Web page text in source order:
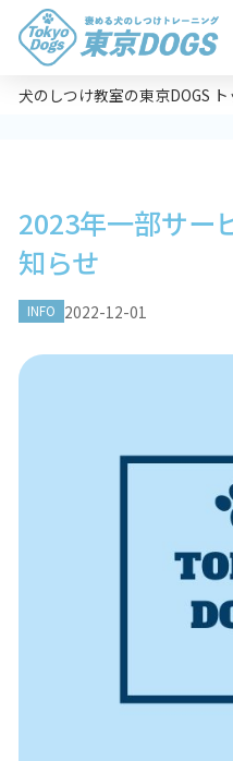
犬のしつけ教室の東京DOGS
2023年一部サー
知らせ
INFO 2022-12-01